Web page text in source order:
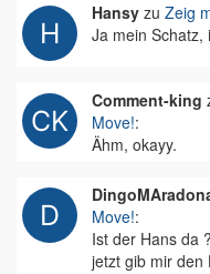
Hansy zu Zeig
Ja mein Schatz,
Comment-king
Move!:
Ähm, okayy.
Move!:
Ist der Hans da
jetzt gib mir den